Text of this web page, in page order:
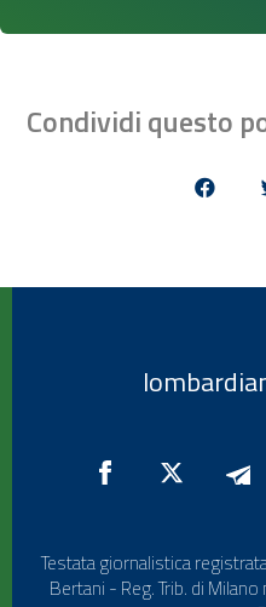
Condividi questo
Testata giornalistica
Bertani - Reg. Trib. di